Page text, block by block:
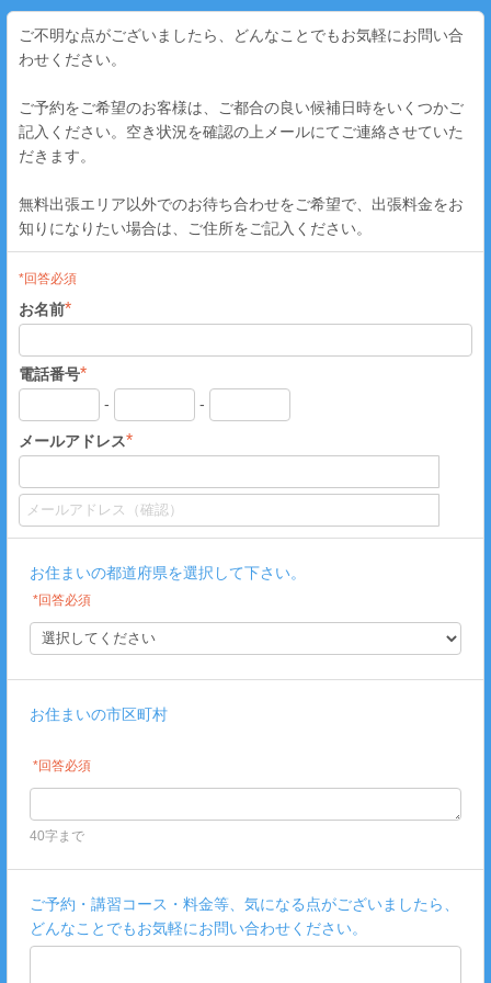
ご不明な点がございましたら、どんなことでもお気軽にお問い合
わせください。
ご予約をご希望のお客様は、ご都合の良い候補日時をいくつかご
記入ください。空き状況を確認の上メールにてご連絡させていた
だきます。
無料出張エリア以外でのお待ち合わせをご希望で、出張料金をお
知りになりたい場合は、ご住所をご記入ください。
*回答必須
お名前*
電話番号*
- -
メールアドレス*
お住まいの都道府県を選択して下さい。
*回答必須
お住まいの市区町村
*回答必須
40字まで
ご予約・講習コース・料金等、気になる点がございましたら、
どんなことでもお気軽にお問い合わせください。